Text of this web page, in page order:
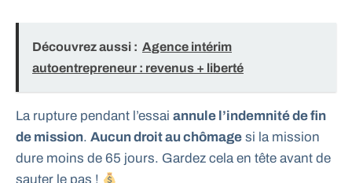
Découvrez aussi : Agence intérim
autoentrepreneur : revenus + liberté
La rupture pendant l’essai annule l’indemnité de fin
de mission. Aucun droit au chômage si la mission
dure moins de 65 jours. Gardez cela en tête avant de
sauter le pas !